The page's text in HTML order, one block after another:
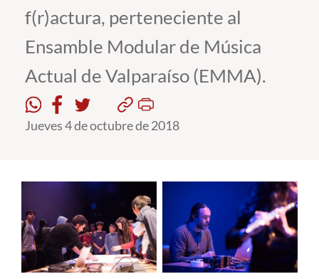
Pregrado
Estudiantes
English
f(r)actura, perteneciente al
Ensamble Modular de Música
Actual de Valparaíso (EMMA).
Jueves 4 de octubre de 2018